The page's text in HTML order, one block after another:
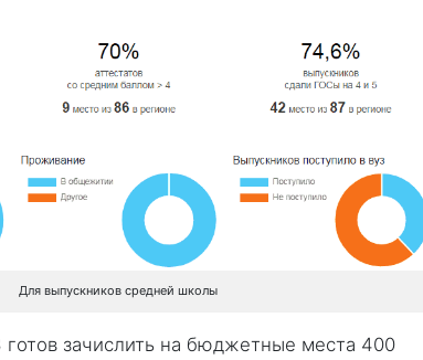
Для выпускников средней школы
зачислить на бюджетные места 400